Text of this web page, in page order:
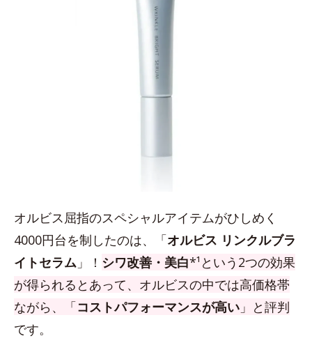
オルビス屈指のスペシャルアイテムがひしめく
4000円台を制したのは、「オルビス リンクルブラ
イトセラム 」！ シワ改善・美白*¹という2つの効果
が得られるとあって、オルビスの中では高価格帯
ながら、「コストパフォーマンスが高い 」と評判
です。